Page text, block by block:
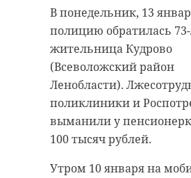
В понедельник, 13
полицию обратилась
жительница Кудрово
(Всеволожский район
Ленобласти).
поликлиники и
выманили у
100 тысяч рублей.
Утром 10 января на